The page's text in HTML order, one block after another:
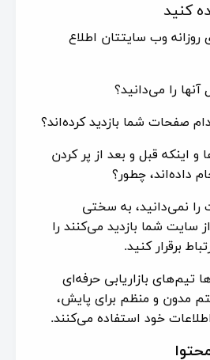
کنید
روزانه وب سایتتان اطلاع
آنها را می‌دانید؟
صفحات شما بازدید کرده‌اند؟
اینکه قبل و بعد از پر کردن
داده‌اند، چطور؟
را نمی‌دانید، به سختی
سایت شما بازدید می‌کنند را
برقرار کنید.
تیم‌های بازاریابی حرفه‌ای
مدون و منظم برای پایش،
خود استفاده می‌کنند.